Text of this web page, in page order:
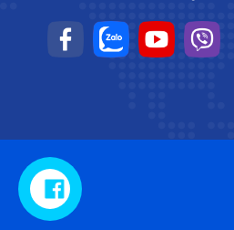
Liên hệ